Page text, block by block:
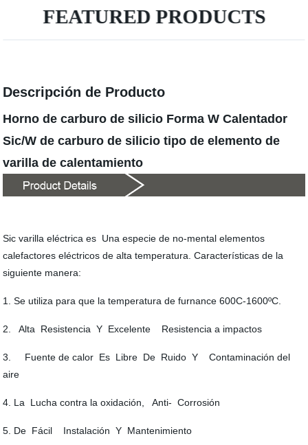
FEATURED PRODUCTS
Descripción de Producto
Horno de carburo de silicio Forma W Calentador
Sic/W de carburo de silicio tipo de elemento de
varilla de calentamiento
Sic varilla eléctrica es Una especie de no-mental elementos
calefactores eléctricos de alta temperatura. Características de la
siguiente manera:
1. Se utiliza para que la temperatura de furnance 600C-1600ºC.
2. Alta Resistencia Y Excelente Resistencia a impactos
3. Fuente de calor Es Libre De Ruido Y Contaminación del
aire
4. La Lucha contra la oxidación, Anti- Corrosión
5. De Fácil Instalación Y Mantenimiento